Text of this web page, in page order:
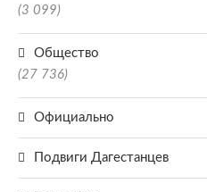
(3 099)
Общество
(27 736)
Официально
Подвиги Дагестанцев